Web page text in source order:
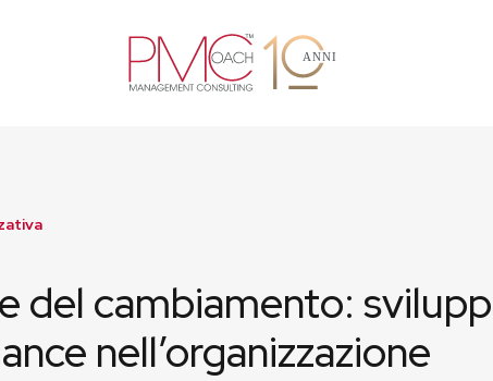
del cambiamento:
nell’organizzazione